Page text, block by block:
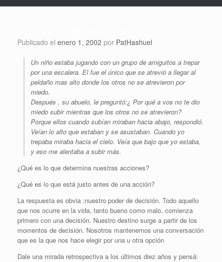
Publicado el enero 1, 2002 por PatHashuel
Un niño estaba jugando con un grupo de amiguitos a trepar
por una escalera. El fue el único que se atrevió a llegar al
peldaño mas alto donde los otros no se atrevieron por
miedo.
Después , su abuelo, le preguntó:¿ Por qué a vos no te dio
miedo subir mientras que los otros no se atrevieron?
Porque ellos cuando subían miraban hacia abajo, respondió.
Veían lo alto que estaban y se asustaban. Cuando yo
trepaba miraba hacia el cielo. Veía que bajo que yo estaba,
y eso me alentaba a subir más.
¿Qué es lo que determina nuestras acciones?
¿Qué es lo que está justo antes de una acción?
La respuesta es obvia :nuestro poder de decisión. Todo aquello
que nos ocurre en la vida, tanto bueno como malo, comienza
primero con una decisión. Nuestro destino surge a partir de los
momentos de decisión. Nosotros mantenemos una conversación
que es la que nos hace elegir por una u otra opción
Dale una mirada retrospectiva a los últimos diez años y pensá: